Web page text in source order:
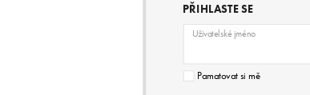
PŘIHLASTE SE
Uživatelské jméno
Pamatovat si mě